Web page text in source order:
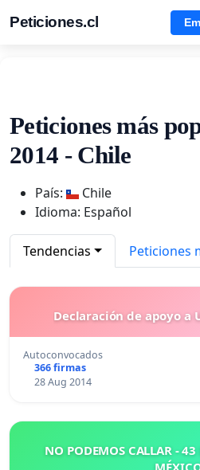
Peticiones.cl
Peticiones más
2014 - Chile
País:
Chile
Idioma: Español
Tendencias Peticiones
Declaración de apoyo a
Autoconvocados
366 firmas
28 Aug 2014
NO PODEMOS CALLAR - 43